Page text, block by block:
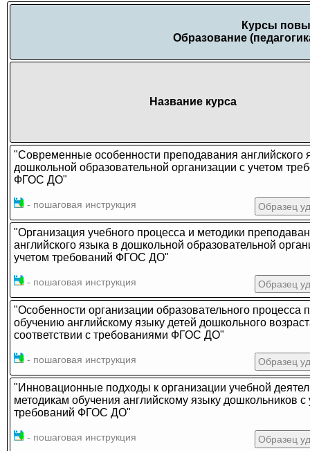
Курсы
Образование
Название курса
"Современные особенности преподавания английского
дошкольной образовательной организации с учетом
ФГОС ДО"
- пошаговая инструкция Образец
"Организация учебного процесса и методики
английского языка в дошкольной образовательной
учетом требований ФГОС ДО"
- пошаговая инструкция Образец
"Особенности организации образовательного процесса
обучению английскому языку детей дошкольного
соответствии с требованиями ФГОС ДО"
- пошаговая инструкция Образец
"Инновационные подходы к организации учебной
методикам обучения английскому языку дошкольников с
требований ФГОС ДО"
- пошаговая инструкция Образец